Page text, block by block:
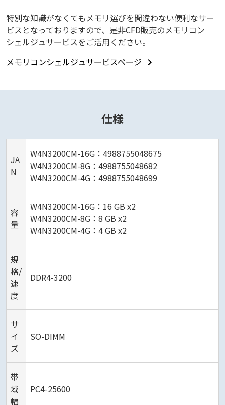
特別な知識がなくてもメモリ選びを間違わない便利なサー
ビスとなっておりますので、是非CFD販売のメモリコン
シェルジュサービスをご活用ください。
メモリコンシェルジュサービスページ
仕様
JA
N
W4N3200CM-16G：4988755048675
W4N3200CM-8G：4988755048682
W4N3200CM-4G：4988755048699
容
量
W4N3200CM-16G：16 GB x2
W4N3200CM-8G：8 GB x2
W4N3200CM-4G：4 GB x2
規
格/
速
度
DDR4-3200
サ
イ
ズ
SO-DIMM
帯
域
幅
PC4-25600